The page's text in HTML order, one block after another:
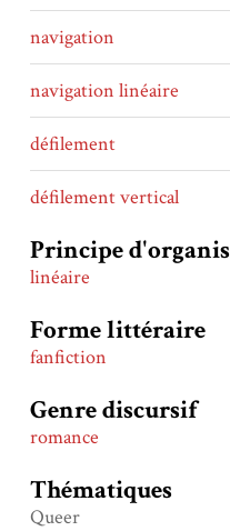
navigation
navigation linéaire
défilement
défilement vertical
Principe
linéaire
Forme littéraire
fanfiction
Genre discursif
romance
Thématiques
Queer